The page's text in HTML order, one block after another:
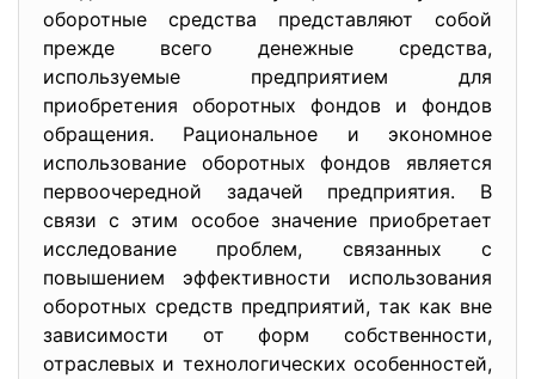
оборотные средства представляют собой
прежде всего денежные средства,
используемые предприятием для
приобретения оборотных фондов и фондов
обращения. Рациональное и экономное
использование оборотных фондов является
первоочередной задачей предприятия. В
связи с этим особое значение приобретает
исследование проблем, связанных с
повышением эффективности использования
оборотных средств предприятий, так как вне
зависимости от форм собственности,
отраслевых и технологических особенностей,